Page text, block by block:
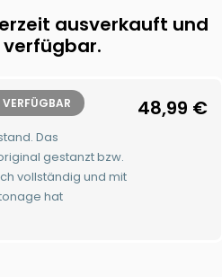
ausverkauft und
Das
gestanzt bzw.
vollständig und mit
hat
48,99 €